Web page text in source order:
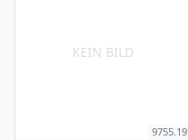
KEIN BILD
9755.19